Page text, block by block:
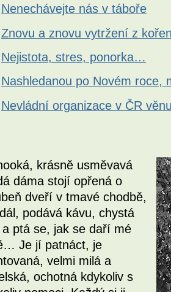
Nenechávejte nás v táboře
Znovu a znovu vytržení z
Nejistota, stres, ponorka…
Nashledanou po Novém roce,
Nevládní organizace v ČR
krásně usměvavá
dáma stojí opřená o
dveří v tmavé chodbě,
podává kávu, chystá
a ptá se, jak se daří mé
Je jí patnáct, je
velmi milá a
ochotná kdykoliv s